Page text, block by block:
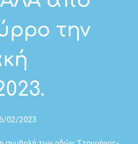
την
02/2023